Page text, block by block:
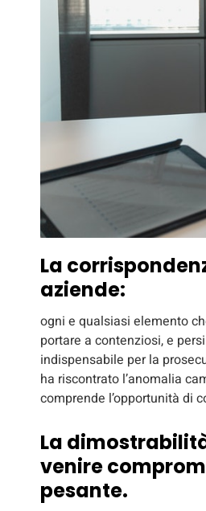
La
aziende:
ogni e qualsiasi elemento
portare a contenziosi, e
indispensabile per la
ha riscontrato l’anomalia
comprende l’opportunità di
La
venire
pesante.